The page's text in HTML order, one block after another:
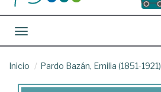
Toggle navigation
Inicio Pardo Bazán, Emilia (1851-1921)